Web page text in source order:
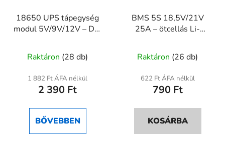
18650 UPS tápegység
modul 5V/9V/12V – DIY
áramforrás
termék
átlagos
értékelése
ből
Raktáron (28 db)
1 882 Ft ÁFA nélkül
2 390 Ft
BŐVEBBEN
BMS 5S 18,5V/21V
25A – ötcellás Li-
akkumulátorvédő modul
Raktáron (26 db)
622 Ft ÁFA nélkül
790 Ft
KOSÁRBA